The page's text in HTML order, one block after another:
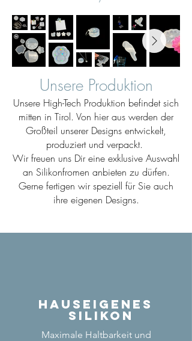
Unsere Produktion
Unsere High-Tech Produktion befindet sich
mitten in Tirol. Von hier aus werden der
Großteil unserer Designs entwickelt,
produziert und verpackt.
Wir freuen uns Dir eine exklusive Auswahl
an Silikonfromen anbieten zu dürfen.
Gerne fertigen wir speziell für Sie auch
ihre eigenen Designs.
Hauseigenes
Silikon
Maximale Haltbarkeit und